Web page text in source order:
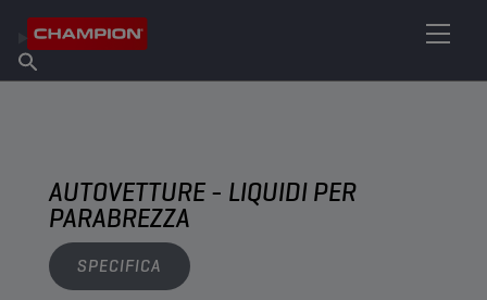
Informazioni su Champion
Trova un punto vendita
AUTOVETTURE - LIQUIDI PER
PARABREZZA
SPECIFICA